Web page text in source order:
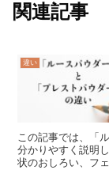
関連記事
違い
この記事では、「
分かりやすく説明
状のおしろい、フ